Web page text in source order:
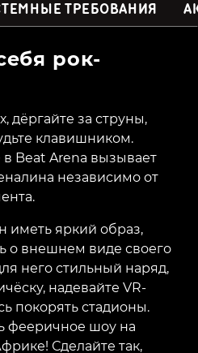
ТРЕБОВАНИЯ
рок-
дёргайте за струны,
клавишником.
Beat Arena вызывает
независимо от
иметь яркий образ,
о внешнем виде своего
него стильный наряд,
надевайте VR-
покорять стадионы.
фееричное шоу на
Сделайте так,